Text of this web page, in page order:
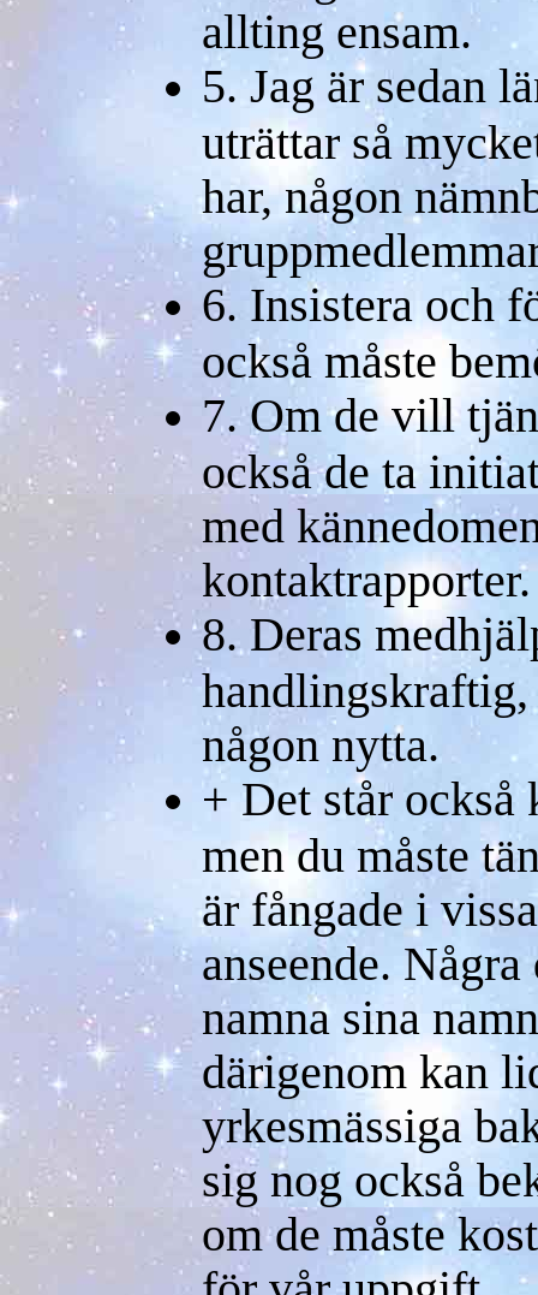
allting ensam.
5. Jag är sedan
uträttar så
har, någon
6. Insistera och
också måste
7. Om de vill
också de ta
med
kontaktrapporter.
8. Deras
någon nytta.
+ Det står
men du måste
är fångade i
anseende.
namna sina
därigenom kan
yrkesmässiga
sig nog också
om de måste